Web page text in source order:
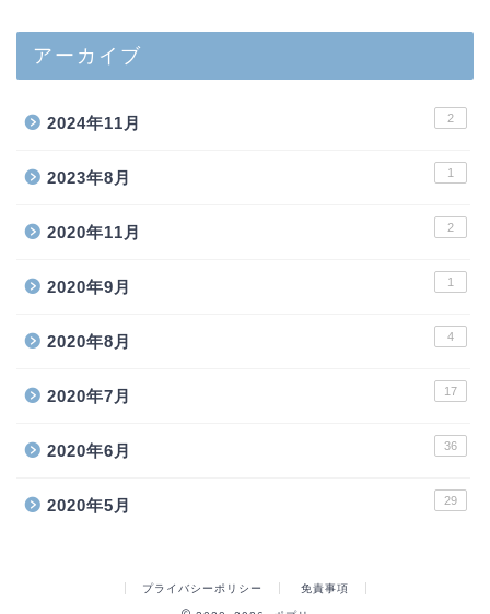
アーカイブ
2024年11月 2
2023年8月 1
2020年11月 2
2020年9月 1
2020年8月 4
2020年7月 17
2020年6月 36
2020年5月 29
プライバシーポリシー 免責事項